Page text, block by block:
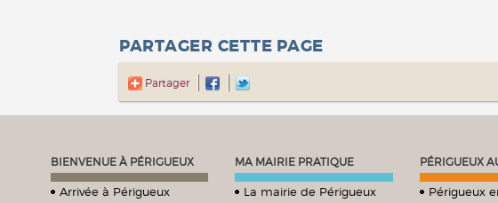
PARTAGER CETTE PAGE
Partager
BIENVENUE À PÉRIGUEUX
Arrivée à Périgueux
MA MAIRIE PRATIQUE
La mairie de Périgueux
PÉRIGUEUX
Périgueux